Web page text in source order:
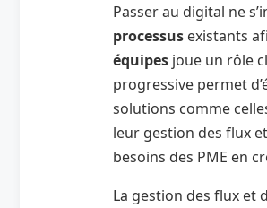
Passer au digital ne
processus existants
équipes joue un rôle
progressive permet
solutions comme
leur gestion des flux
besoins des PME en
La gestion des flux et